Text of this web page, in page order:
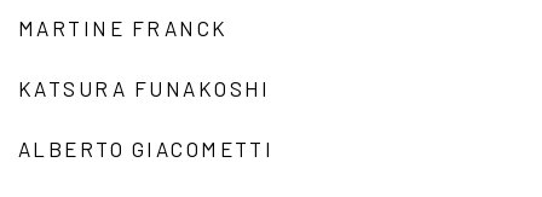
MARTINE FRANCK
KATSURA FUNAKOSHI
ALBERTO GIACOMETTI